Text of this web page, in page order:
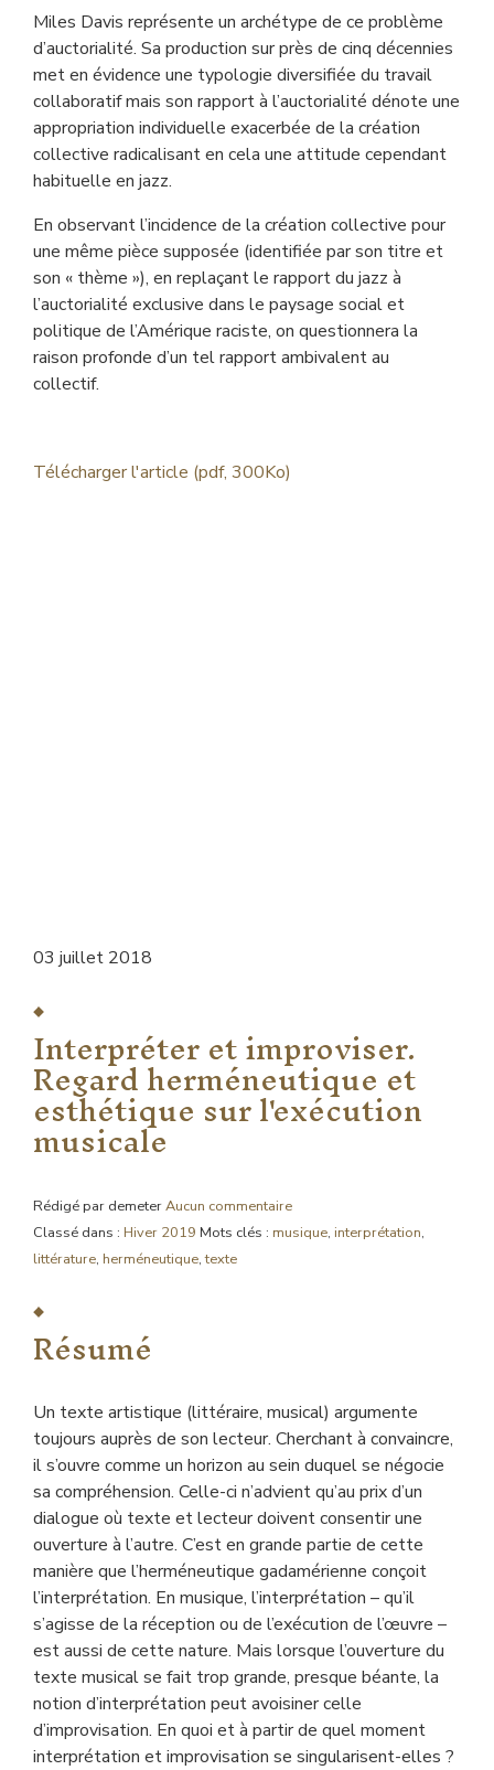
Miles Davis représente un archétype de ce problème
d’auctorialité. Sa production sur près de cinq décennies
met en évidence une typologie diversifiée du travail
collaboratif mais son rapport à l’auctorialité dénote une
appropriation individuelle exacerbée de la création
collective radicalisant en cela une attitude cependant
habituelle en jazz.
En observant l’incidence de la création collective pour
une même pièce supposée (identifiée par son titre et
son « thème »), en replaçant le rapport du jazz à
l’auctorialité exclusive dans le paysage social et
politique de l’Amérique raciste, on questionnera la
raison profonde d’un tel rapport ambivalent au
collectif.
Télécharger l'article (pdf, 300Ko)
03 juillet 2018
Interpréter et improviser.
Regard herméneutique et
esthétique sur l'exécution
musicale
Rédigé par demeterAucun commentaire
Classé dans : Hiver 2019 Mots clés : musique, interprétation,
littérature, herméneutique,texte
Résumé
Un texte artistique (littéraire, musical) argumente
toujours auprès de son lecteur. Cherchant à convaincre,
il s’ouvre comme un horizon au sein duquel se négocie
sa compréhension. Celle-ci n’advient qu’au prix d’un
dialogue où texte et lecteur doivent consentir une
ouverture à l’autre. C’est en grande partie de cette
manière que l’herméneutique gadamérienne conçoit
l’interprétation. En musique, l’interprétation – qu’il
s’agisse de la réception ou de l’exécution de l’œuvre –
est aussi de cette nature. Mais lorsque l’ouverture du
texte musical se fait trop grande, presque béante, la
notion d’interprétation peut avoisiner celle
d’improvisation. En quoi et à partir de quel moment
interprétation et improvisation se singularisent-elles ?